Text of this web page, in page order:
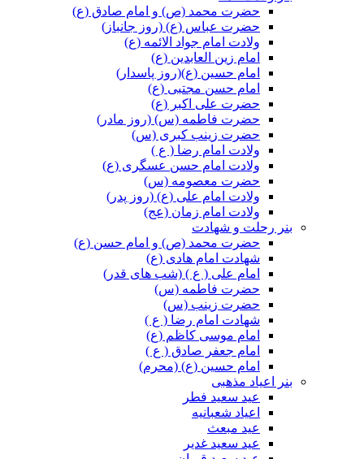
حضرت محمد (ص) و امام صادق (ع)
حضرت عباس (ع) (روز جانباز)
ولادت امام جواد الائمه (ع)
امام زین العابدین (ع)
امام حسین (ع)(روز پاسدار)
امام حسن مجتبی (ع)
حضرت علی اکبر (ع)
حضرت فاطمه (س) (روز مادر)
حضرت زینب کبری (س)
ولادت امام رضا ( ع )
ولادت امام حسن عسگری (ع)
حضرت معصومه (س)
ولادت امام علی (ع) (روز پدر)
ولادت امام زمان (عج)
بنر رحلت و شهادت
حضرت محمد (ص) و امام حسن (ع)
شهادت امام هادی (ع)
امام علی ( ع ) (شب های قدر)
حضرت فاطمه (س)
حضرت زینب (س)
شهادت امام رضا ( ع )
امام موسی کاظم (ع)
امام جعفر صادق ( ع )
امام حسین (ع) (محرم)
بنر اعیاد مذهبی
عید سعید فطر
اعیاد شعبانیه
عید مبعث
عید سعید غدیر